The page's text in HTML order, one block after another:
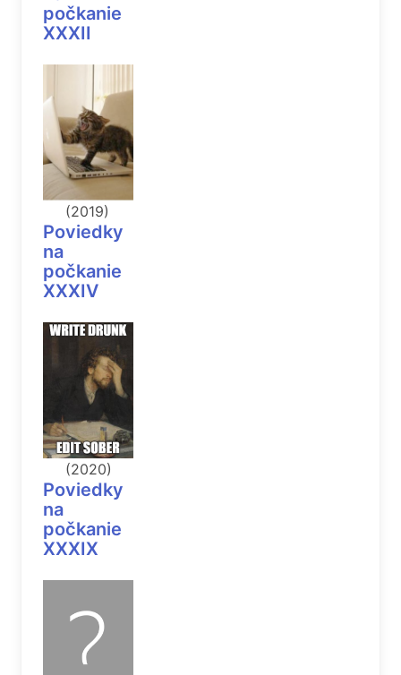
počkanie
XXXII
(2019)
Poviedky
na
počkanie
XXXIV
(2020)
Poviedky
na
počkanie
XXXIX